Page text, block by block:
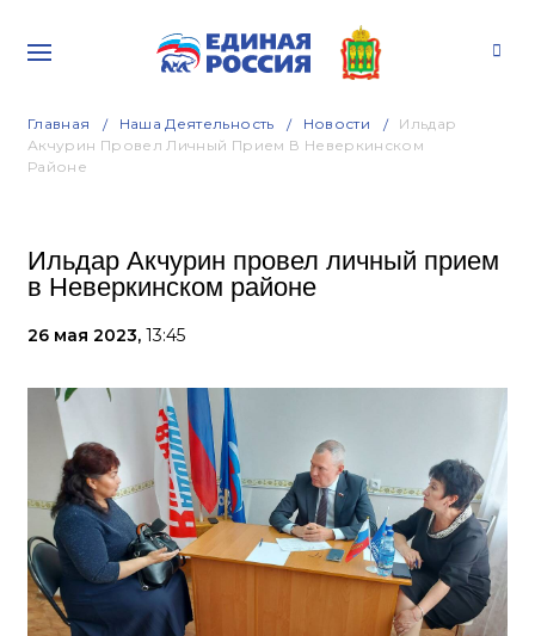
Главная Наша Деятельность Новости
Ильдар
Акчурин Провел Личный Прием В Неверкинском
Районе
Ильдар Акчурин провел личный прием
в Неверкинском районе
26 мая 2023, 13:45